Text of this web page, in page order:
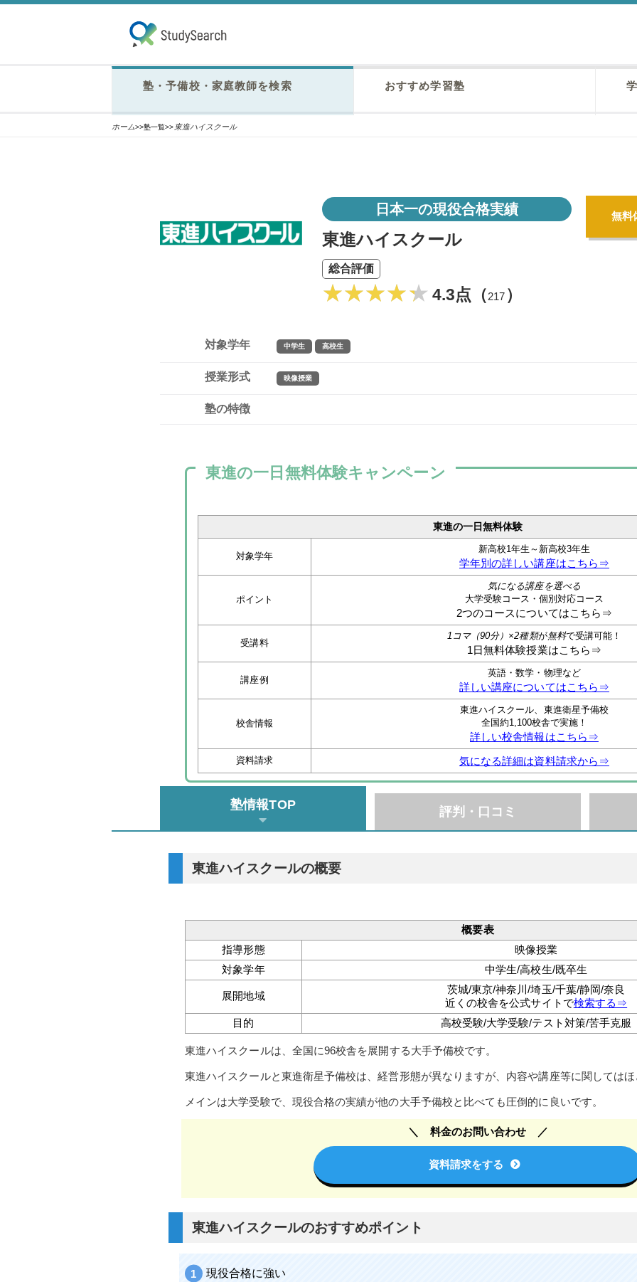
塾・予備校・家庭教師を検索 おすすめ学習塾
ホーム>>塾一覧>> 東進ハイスクール
日本一の現役合格実績
東進ハイスクール
総合評価
4.3点（217 ）
無料
対象学年 中学生 高校生
授業形式 映像授業
塾の特徴
東進の一日無料体験キャンペーン
東進の一日無料体験
対象学年
新高校1年生～新高校3年生
学年別の詳しい講座はこちら⇒
ポイント
気になる講座を選べる
大学受験コース・個別対応コース
2つのコースについてはこちら⇒
受講料
1コマ（90分）×2種類が無料で受講可能！
1日無料体験授業はこちら⇒
講座例
英語・数学・物理など
詳しい講座についてはこちら⇒
校舎情報
東進ハイスクール、東進衛星予備校
全国約1,100校舎で実施！
詳しい校舎情報はこちら⇒
資料請求 気になる詳細は資料請求から⇒
塾情報TOP 評判・口コミ
東進ハイスクールの概要
概要表
指導形態
映像授業
対象学年
中学生/高校生/既卒生
展開地域
茨城/東京/神奈川/埼玉/千葉/静岡/奈良
近くの校舎を公式サイトで検索する⇒
目的
高校受験/大学受験/テスト対策/苦手克服
東進ハイスクールは、全国に96校舎を展開する大手予備校です。
東進ハイスクールと東進衛星予備校は、経営形態が異なりますが、内容や講座等に関しては
メインは大学受験で、現役合格の実績が他の大手予備校と比べても圧倒的に良いです。
料金のお問い合わせ
資料請求をする
東進ハイスクールのおすすめポイント
現役合格に強い